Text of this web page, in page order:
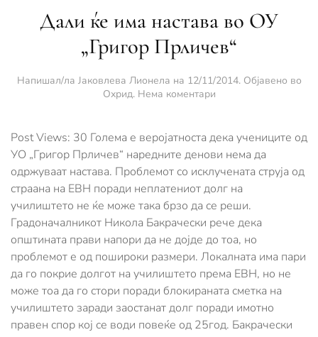
Дали ќе има настава во ОУ
„Григор Прличев“
Напишал/ла Јаковлева Лионела на 12/11/2014. Објавено во
Охрид. Нема коментариза
има
настава
во
ОУ
„Григор
Прличев“
Post Views: 30 Голема е веројатноста дека учениците од
УО „Григор Прличев“ наредните денови нема да
одржуваат настава. Проблемот со исклучената струја од
страана на ЕВН поради неплатениот долг на
училиштето не ќе може така брзо да се реши.
Градоначалникот Никола Бакрачески рече дека
општината прави напори да не дојде до тоа, но
проблемот е од пошироки размери. Локалната има пари
да го покрие долгот на училиштето према ЕВН, но не
може тоа да го стори поради блокираната сметка на
училиштето заради заостанат долг поради имотно
правен спор кој се води повеќе од 25год. Бакрачески